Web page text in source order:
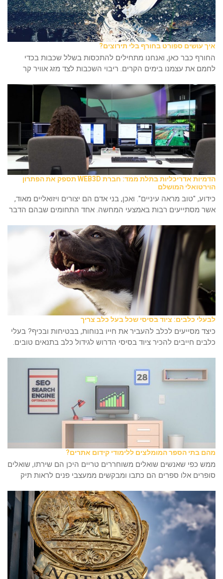
איך עושים ספורט בחורף בלי תירוצים?
החורף כבר כאן, ואנחנו מתחילים להתכסות בשלל שכבות בכדי
לחמם את עצמנו בימים הקרים. ריבוי השכבות לצד מזג אוויר קר
הדמיות אדריכליות בתלת ממד: חברת WEB3D תספק את הפתרון
הוירטואלי המושלם
כידוע, "טוב מראה עיניים". ואכן, בני אדם הם יצורים ויזואליים מאוד,
אשר מסתייעים רבות באמצעי המחשה. אחד התחומים שבהם הדבר
לבעלי כלבים: ציוד בסיסי שכל בעל כלב צריך
כיצד מסייעים לכלב להעביר את חייו בנוחות, בבטיחות ובכיף? בעלי
כלבים חייבים להכיר ציוד בסיסי הדרוש לגידול כלב בתנאים טובים.
מהם בתי הספר המומלצים ללימודי קידום אתרים?
ממש כפי שאנשים שואלים משוחררים טריים היכן הם שירתו, שואלים
סופרים אלו ספרים הם כתבו ומבקשים ממעצבי פנים לראות תיק